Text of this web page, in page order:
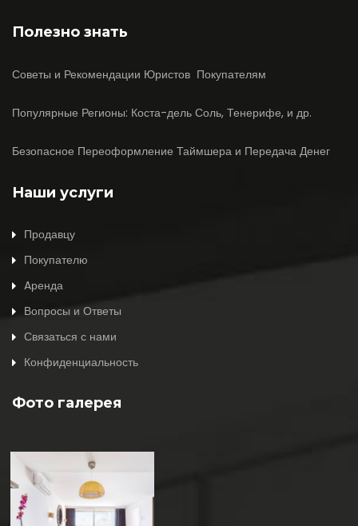
Полезно знать
Советы и Рекомендации Юристов Покупателям
Популярные Регионы: Коста-дель Соль, Тенерифе, и др.
Безопасное Переоформление Таймшера и Передача Денег
Наши услуги
Продавцу
Покупателю
Aренда
Вопросы и Ответы
Связаться с нами
Конфиденциальность
Фото галерея